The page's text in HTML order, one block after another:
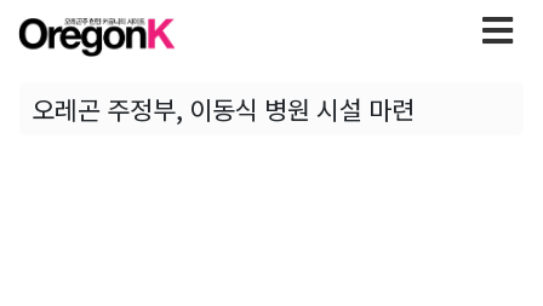
오레곤 주정부, 이동식 병원 시설 마련